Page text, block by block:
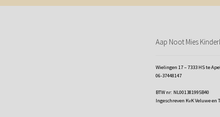
Aap Noot Mies
Wielingen 17 – 7333 HS te
06-37448147
BTW nr: NL001381995B40
Ingeschreven KvK Veluwe en